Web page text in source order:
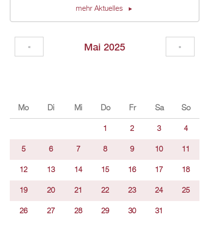
mehr Aktuelles
Mai 2025
« »
Mo Di Mi Do Fr Sa So
1 2 3 4
5 6 7 8 9 10 11
12 13 14 15 16 17 18
19 20 21 22 23 24 25
26 27 28 29 30 31